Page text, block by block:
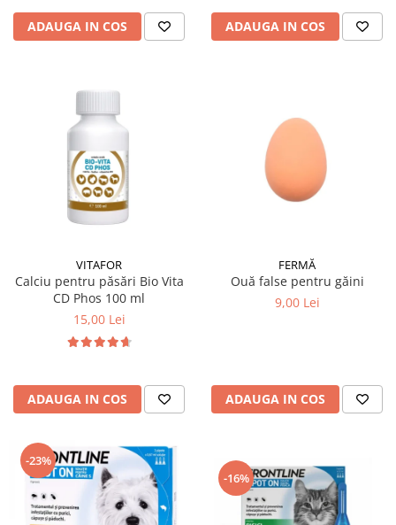
ADAUGA IN COS ADAUGA IN COS
VITAFOR
Calciu pentru păsări Bio Vita
CD Phos 100 ml
15,00 Lei
ADAUGA IN COS
FERMĂ
Ouă false pentru găini
9,00 Lei
ADAUGA IN COS
-23%
-16%